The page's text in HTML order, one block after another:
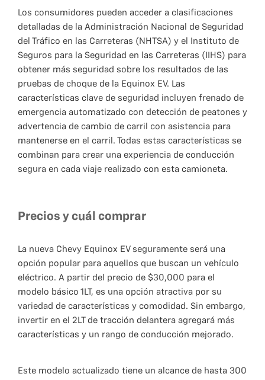
Los consumidores pueden acceder a clasificaciones
detalladas de la Administración Nacional de Seguridad
del Tráfico en las Carreteras (NHTSA) y el Instituto de
Seguros para la Seguridad en las Carreteras (IIHS) para
obtener más seguridad sobre los resultados de las
pruebas de choque de la Equinox EV. Las
características clave de seguridad incluyen frenado de
emergencia automatizado con detección de peatones y
advertencia de cambio de carril con asistencia para
mantenerse en el carril. Todas estas características se
combinan para crear una experiencia de conducción
segura en cada viaje realizado con esta camioneta.
Precios y cuál comprar
La nueva Chevy Equinox EV seguramente será una
opción popular para aquellos que buscan un vehículo
eléctrico. A partir del precio de $30,000 para el
modelo básico 1LT, es una opción atractiva por su
variedad de características y comodidad. Sin embargo,
invertir en el 2LT de tracción delantera agregará más
características y un rango de conducción mejorado.
Este modelo actualizado tiene un alcance de hasta 300